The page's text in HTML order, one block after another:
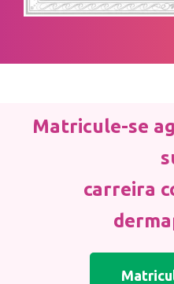
Matricule-se
carreira